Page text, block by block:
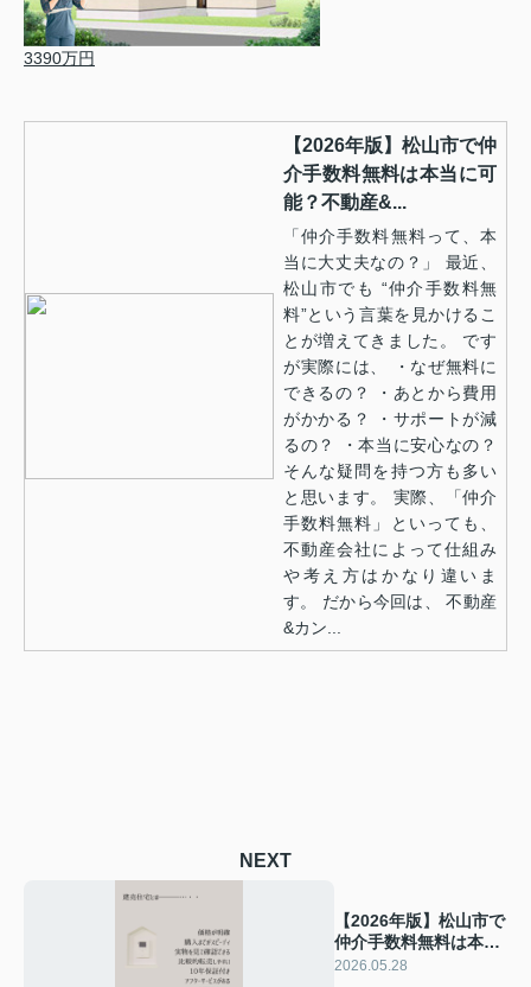
3390万円
【2026年版】松山市で仲
介手数料無料は本当に可
能？不動産&...
「仲介手数料無料って、本
当に大丈夫なの？」 最近、
松山市でも “仲介手数料無
料”という言葉を見かけるこ
とが増えてきました。 です
が実際には、 ・なぜ無料に
できるの？ ・あとから費用
がかかる？ ・サポートが減
るの？ ・本当に安心なの？
そんな疑問を持つ方も多い
と思います。 実際、「仲介
手数料無料」といっても、
不動産会社によって仕組み
や考え方はかなり違いま
す。 だから今回は、 不動産
&カン...
NEXT
【2026年版】松山市で
仲介手数料無料は本当
に可能？不動産&カン
2026.05.28